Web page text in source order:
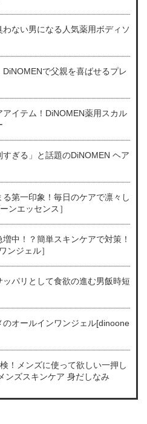
ない男になる人気薬用ボディソ
で父親を喜ばせるプレ
イテム！DiNOMEN薬用スカル
ぎる」と話題のDiNOMEN ヘア
第一印象！毎日のケアで凛々し
ンエッセンス］
中！？簡単スキンケアで対策！
ンジェル］
パリとして食欲の進む男飯時短
オールインワンジェル[dinoone
！メンズに使って欲しい一押し
ンズスキンケア 身だしなみ